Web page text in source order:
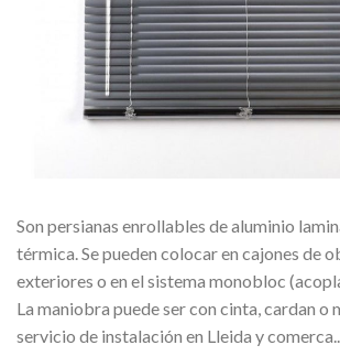
Son persianas enrollables de aluminio
térmica. Se pueden colocar en cajones de
exteriores o en el sistema monobloc
La maniobra puede ser con cinta, cardan o
servicio de instalación en Lleida y comerca..